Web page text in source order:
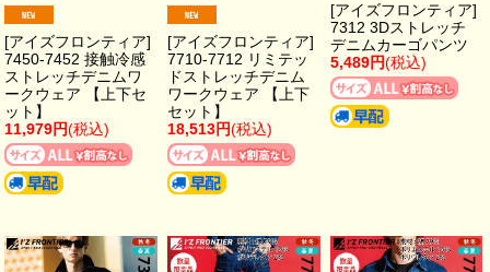
[アイズフロンティア]
7450-7452 接触冷感
ストレッチデニムワ
ークウェア 【上下セ
ット】
11,979円(税込)
[アイズフロンティア]
7710-7712 リミテッ
ドストレッチデニム
ワークウェア 【上下
セット】
18,513円(税込)
[アイズフロンティア]
7312 3Dストレッチ
デニムカーゴパンツ
5,489円(税込)